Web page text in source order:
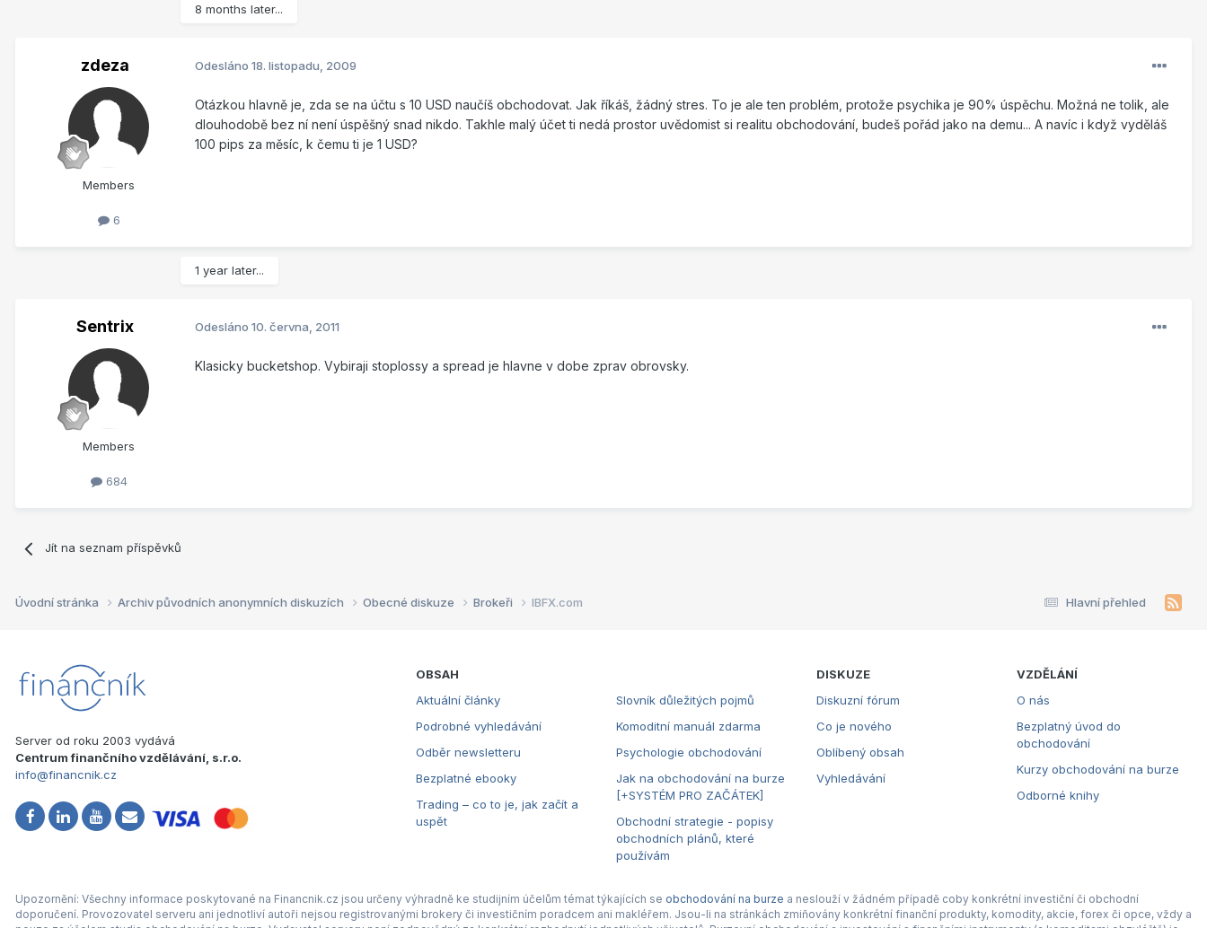
8 months later...
zdeza
Members
6
Odesláno 18. listopadu, 2009
Otázkou hlavně je, zda se na účtu s 10 USD naučíš obchodovat. Jak říkáš, žádný stres. To je ale ten problém, protože psychika je 90% úspěchu. Možná ne tolik, ale
dlouhodobě bez ní není úspěšný snad nikdo. Takhle malý účet ti nedá prostor uvědomist si realitu obchodování, budeš pořád jako na demu... A navíc i když vyděláš
100 pips za měsíc, k čemu ti je 1 USD?
1 year later...
Sentrix
Members
684
Odesláno 10. června, 2011
Klasicky bucketshop. Vybiraji stoplossy a spread je hlavne v dobe zprav obrovsky.
Jít na seznam příspěvků
Hlavní přehled
Úvodní stránka Archiv původních anonymních diskuzích Obecné diskuze Brokeři IBFX.com
Server od roku 2003 vydává
Centrum finančního vzdělávání, s.r.o.
info@financnik.cz
OBSAH
Aktuální články
Podrobné vyhledávání
Odběr newsletteru
Bezplatné ebooky
Trading – co to je, jak začít a
uspět
Slovník důležitých pojmů
Komoditní manuál zdarma
Psychologie obchodování
Jak na obchodování na burze
[+SYSTÉM PRO ZAČÁTEK]
Obchodní strategie - popisy
obchodních plánů, které
používám
DISKUZE
Diskuzní fórum
Co je nového
Oblíbený obsah
Vyhledávání
VZDĚLÁNÍ
O nás
Bezplatný úvod do
obchodování
Kurzy obchodování na burze
Odborné knihy
Upozornění: Všechny informace poskytované na Financnik.cz jsou určeny výhradně ke studijním účelům témat týkajících se obchodování na burze a neslouží v žádném případě coby konkrétní investiční či obchodní
doporučení. Provozovatel serveru ani jednotliví autoři nejsou registrovanými brokery či investičním poradcem ani makléřem. Jsou-li na stránkách zmiňovány konkrétní finanční produkty, komodity, akcie, forex či opce, vždy a